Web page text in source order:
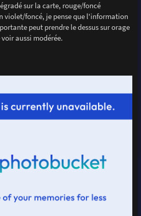
sur la carte, rouge/foncé
foncé, je pense que l'information
peut prendre le dessus sur orage
aussi modérée.